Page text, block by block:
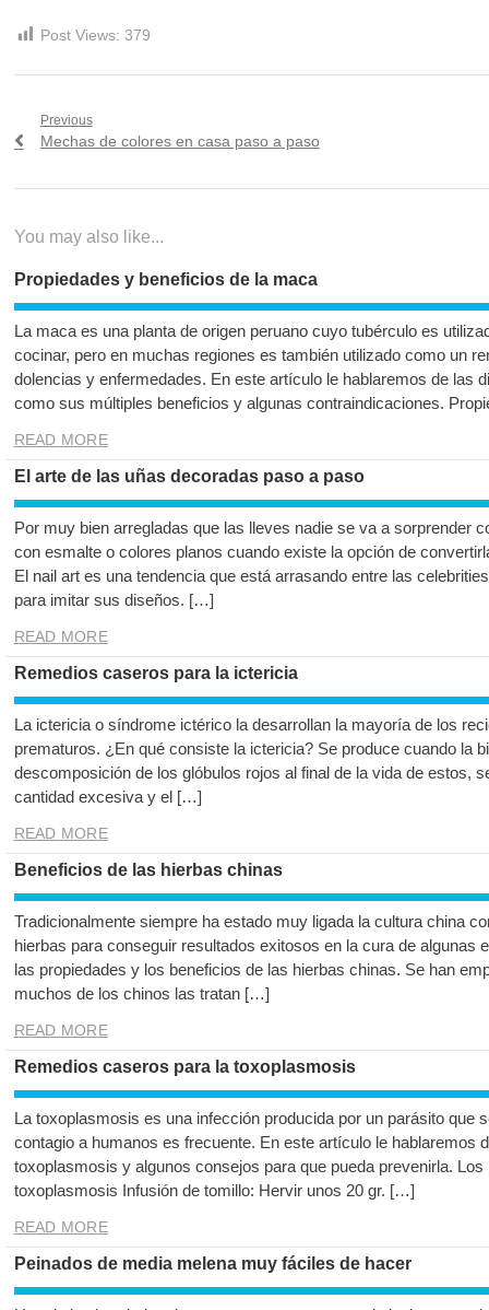
Post Views: 379
Navegación
Previous
Previous
Mechas de colores en casa paso a paso
You may also like...
Propiedades y beneficios de la maca
La maca es una planta de origen peruano cuyo tubérculo es
cocinar, pero en muchas regiones es también utilizado como un
dolencias y enfermedades. En este artículo le hablaremos de las
como sus múltiples beneficios y algunas contraindicaciones.
READ MORE
El arte de las uñas decoradas paso a paso
Por muy bien arregladas que las lleves nadie se va a sorprender
con esmalte o colores planos cuando existe la opción de
El nail art es una tendencia que está arrasando entre las
para imitar sus diseños. […]
READ MORE
Remedios caseros para la ictericia
La ictericia o síndrome ictérico la desarrollan la mayoría de los
prematuros. ¿En qué consiste la ictericia? Se produce cuando la
descomposición de los glóbulos rojos al final de la vida de estos,
cantidad excesiva y el […]
READ MORE
Beneficios de las hierbas chinas
Tradicionalmente siempre ha estado muy ligada la cultura china
hierbas para conseguir resultados exitosos en la cura de algunas
las propiedades y los beneficios de las hierbas chinas. Se han
muchos de los chinos las tratan […]
READ MORE
Remedios caseros para la toxoplasmosis
La toxoplasmosis es una infección producida por un parásito que
contagio a humanos es frecuente. En este artículo le hablaremos
toxoplasmosis y algunos consejos para que pueda prevenirla.
toxoplasmosis Infusión de tomillo: Hervir unos 20 gr. […]
READ MORE
Peinados de media melena muy fáciles de hacer